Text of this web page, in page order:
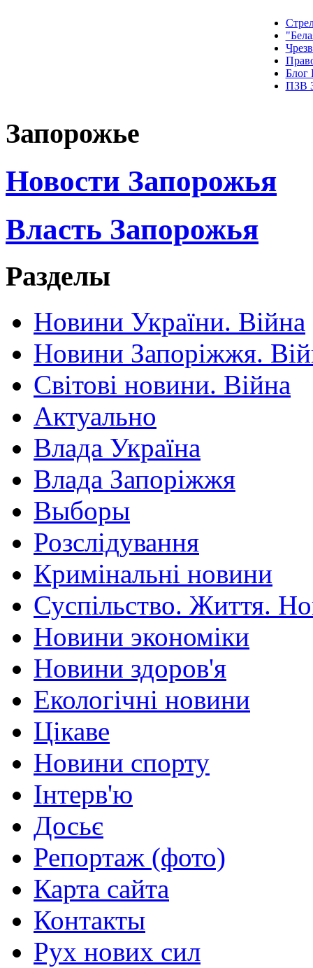
Блог
ПЗВ
Запорожье
Новости Запорожья
Власть Запорожья
Разделы
Новини України. Війна
Новини Запоріжжя.
Світові новини. Війна
Актуально
Влада Україна
Влада Запоріжжя
Выборы
Розслідування
Кримінальні новини
Суспільство. Життя.
Новини экономіки
Новини здоров'я
Екологічні новини
Цікаве
Новини спорту
Інтерв'ю
Досьє
Репортаж (фото)
Карта сайта
Контакты
Рух нових сил